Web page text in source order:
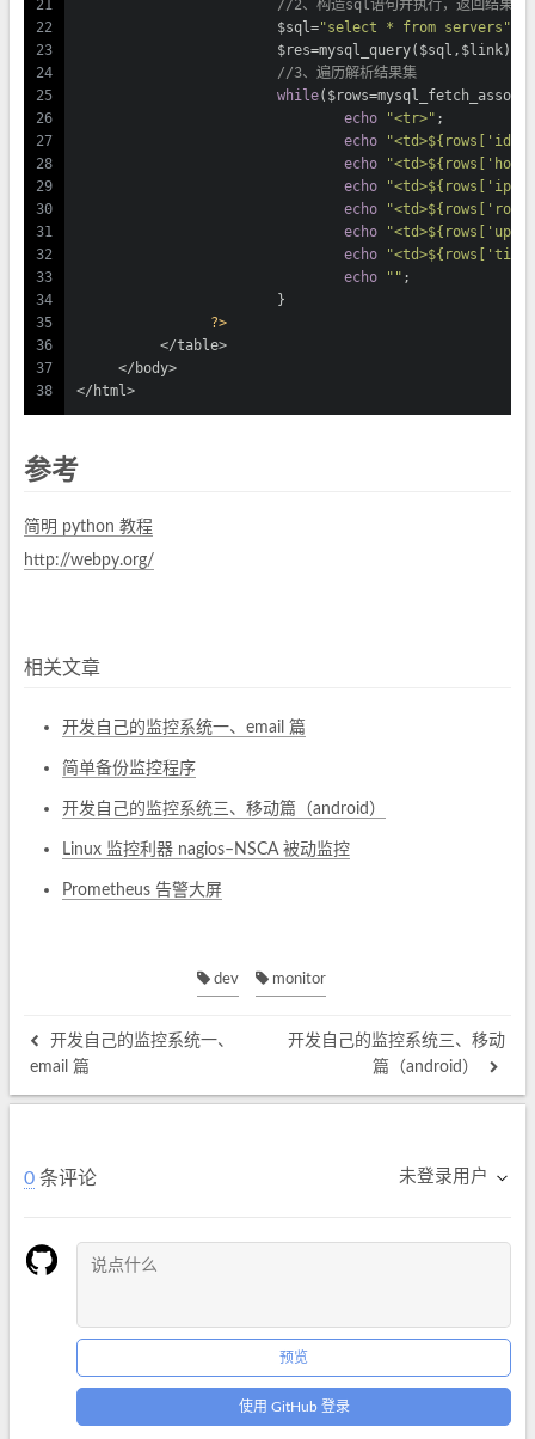
21
22
23
24
25
26
27
28
29
30
31
32
33
34
35
36
37
38
//2、构造sql语句并执行，返回结果集
			$sql=
"select * from servers"
			$res=mysql_query($sql,$link);
//3、遍历解析结果集
while
echo
"<tr>" ;
echo
echo
echo
echo
echo
echo
echo
"" ;
			}
?>
          </table>
     </body>
</html>
参考
简明 python 教程
http://webpy.org/
相关文章
开发自己的监控系统一、email 篇
简单备份监控程序
开发自己的监控系统三、移动篇（android）
Linux 监控利器 nagios–NSCA 被动监控
Prometheus 告警大屏
dev monitor
开发自己的监控系统一、
email 篇
开发自己的监控系统三、移动
篇（android）
0 条评论 未登录用户
预览
使用 GitHub 登录